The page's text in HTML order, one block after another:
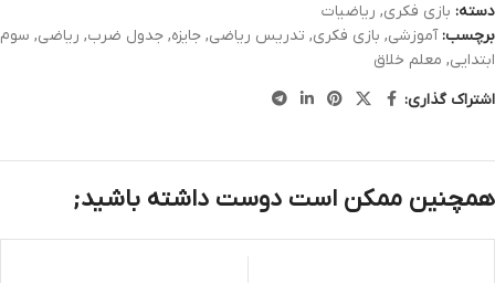
دسته: بازی فکری, ریاضیات
برچسب: آموزشی, بازی فکری, تدریس ریاضی, جایزه, جدول ضرب, ریاضی, سوم
ابتدایی, معلم خلاق
اشتراک گذاری:
همچنین ممکن است دوست داشته باشید;